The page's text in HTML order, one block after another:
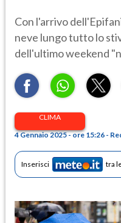
Con l'arrivo
neve lungo tutto lo
dell'ultimo weekend
CLIMA
4 Gennaio 2025 - ore 15:26 -
Inserisci tra